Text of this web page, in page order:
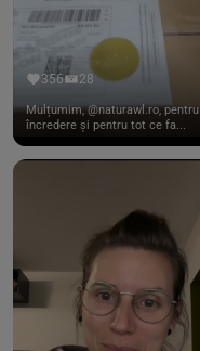
356 28
Mulțumim, @naturawl.ro, pentru
încredere și pentru tot ce fa...